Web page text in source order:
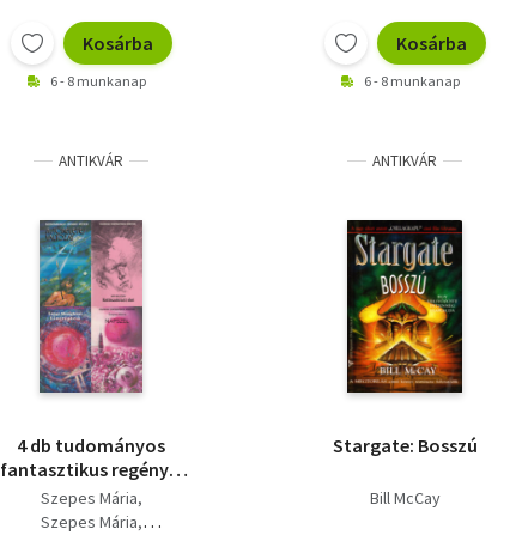
Kosárba
6 - 8 munkanap
Kosárba
6 - 8 munkanap
ANTIKVÁR
4 db tudományos
fantasztikus regény a
Kozmosz Fantasztikus
Könyvek sorozatból: A
Szepes Mária
Szepes Mária
ANTIKVÁR
Stargate: Bosszú
Bill McCay